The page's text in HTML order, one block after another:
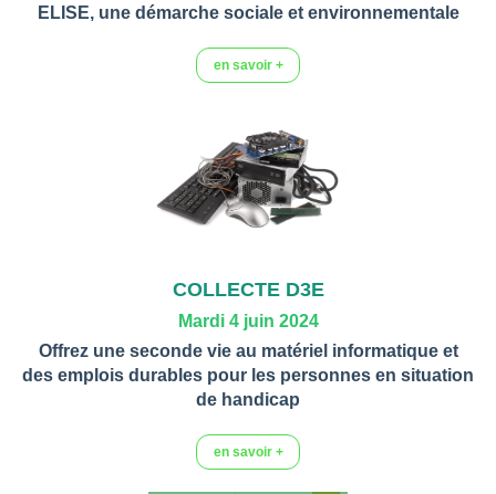
ELISE, une démarche sociale et environnementale
en savoir +
COLLECTE D3E
Mardi 4 juin 2024
Offrez une seconde vie au matériel informatique et
des emplois durables pour les personnes en situation
de handicap
en savoir +